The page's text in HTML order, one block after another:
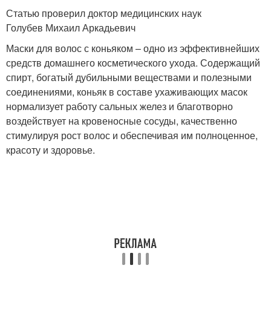
Статью проверил доктор медицинских наук
Голубев Михаил Аркадьевич
Маски для волос с коньяком – одно из эффективнейших
средств домашнего косметического ухода. Содержащий
спирт, богатый дубильными веществами и полезными
соединениями, коньяк в составе ухаживающих масок
нормализует работу сальных желез и благотворно
воздействует на кровеносные сосуды, качественно
стимулируя рост волос и обеспечивая им полноценное,
красоту и здоровье.